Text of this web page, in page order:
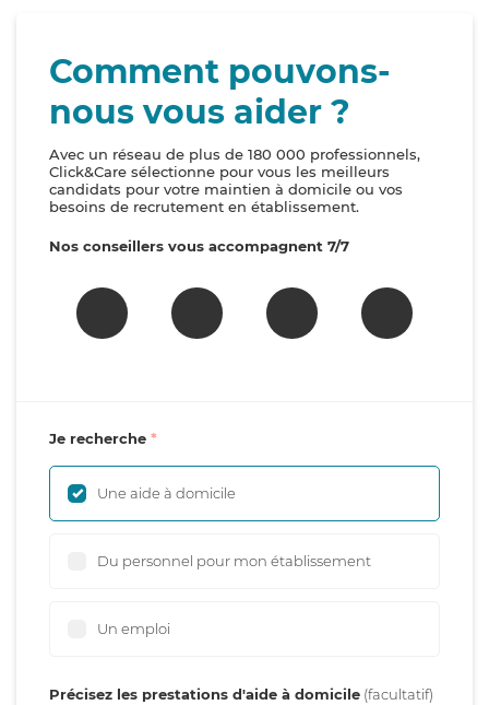
Comment pouvons-
nous vous aider ?
Avec un réseau de plus de 180 000 professionnels,
Click&Care sélectionne pour vous les meilleurs
candidats pour votre maintien à domicile ou vos
besoins de recrutement en établissement.
Nos conseillers vous accompagnent 7/7
Je recherche
Une aide à domicile
Du personnel pour mon établissement
Un emploi
Précisez les prestations d'aide à domicile